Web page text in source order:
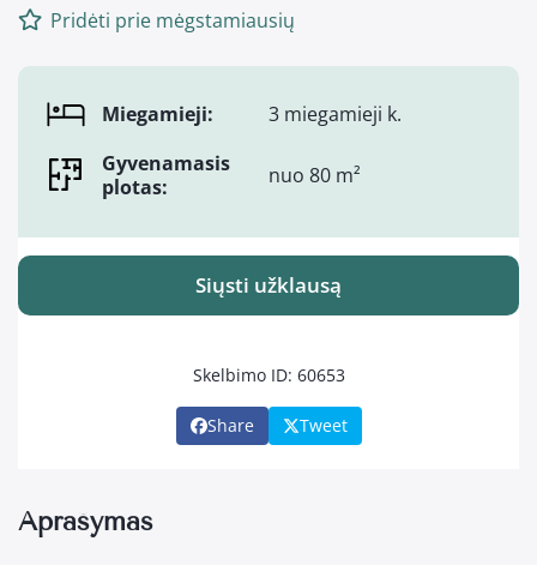
Pridėti prie mėgstamiausių
Miegamieji:
3 miegamieji k.
Gyvenamasis
plotas:
nuo 80 m²
Siųsti užklausą
Skelbimo ID: 60653
Share Tweet
Aprašymas